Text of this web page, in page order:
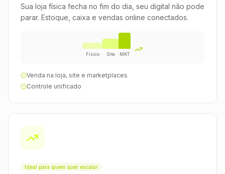
Sua loja física fecha no fim do dia, seu digital não pode
parar. Estoque, caixa e vendas online conectados.
Físico Site MKT
Venda na loja, site e marketplaces
Controle unificado
Ideal para quem quer escalar